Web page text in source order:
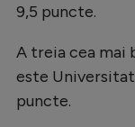
9,5 puncte.
A treia cea mai
este
puncte.